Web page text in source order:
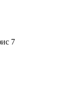
7